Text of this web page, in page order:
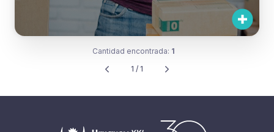
Cantidad encontrada: 1
1 / 1